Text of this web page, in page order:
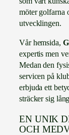
möter golfarna
utvecklingen.
Vår hemsida,
expertis men
Medan den
servicen på
erbjuda ett
sträcker sig
EN UNIK
OCH